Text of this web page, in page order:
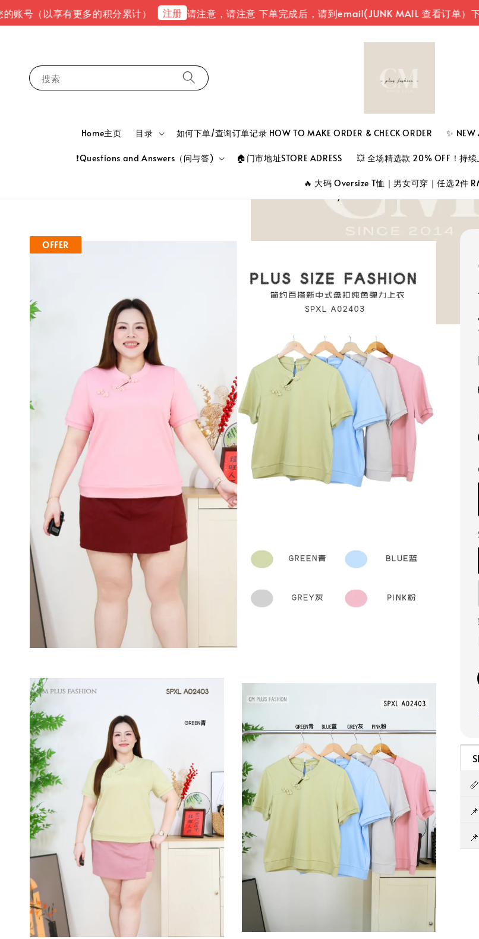
（以享有更多的积分累计） 注册 请注意，请注意 下单完成后，请到email(JUNK MAIL 查看订单）下单
搜索
Home主页 目录 如何下单/查询订单记录 HOW TO MAKE ORDER & CHECK ORDER ✨ NEW
❗Questions and Answers（问与答) 🏠门市地址STORE ADRESS 💥 全场精选款 20% OFF！持续
🔥 大码 Oversize T恤｜男女可穿｜任选2件
OFFER